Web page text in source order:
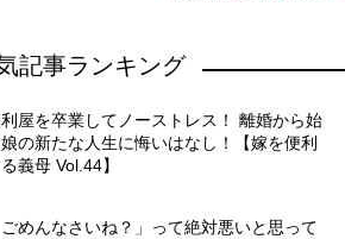
記事ランキング
屋を卒業してノーストレス！ 離婚から始
の新たな人生に悔いはなし！【嫁を便利
義母 Vol.44】
ごめんなさいね？」って絶対悪いと思って